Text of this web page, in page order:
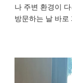
나 주변 환경이
방문하는 날 바로